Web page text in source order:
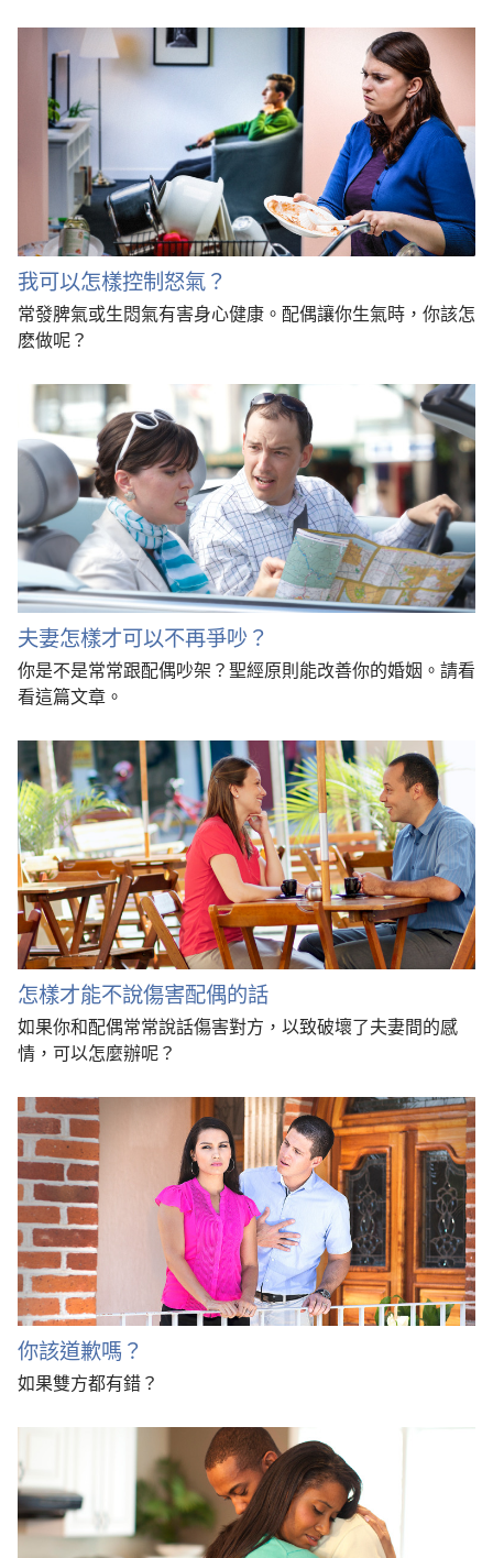
我可以怎樣控制怒氣？
常發脾氣或生悶氣有害身心健康。配偶讓你生氣時，你該怎
麽做呢？
夫妻怎樣才可以不再爭吵？
你是不是常常跟配偶吵架？聖經原則能改善你的婚姻。請看
看這篇文章。
怎樣才能不說傷害配偶的話
如果你和配偶常常說話傷害對方，以致破壞了夫妻間的感
情，可以怎麼辦呢？
你該道歉嗎？
如果雙方都有錯？